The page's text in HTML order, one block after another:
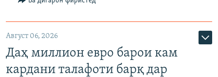
Август 06, 2026
Даҳ миллион евро барои кам
кардани талафоти барқ дар